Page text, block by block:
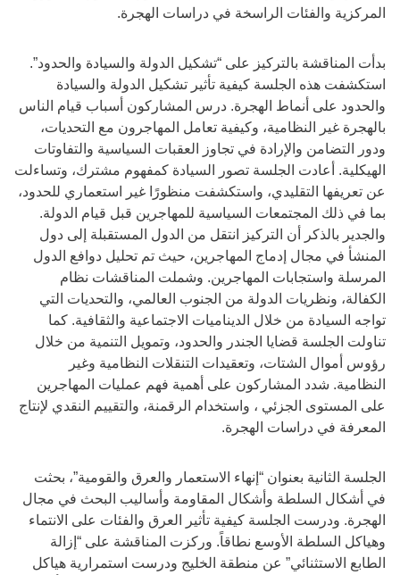
المركزية والفئات الراسخة في دراسات الهجرة.
بدأت المناقشة بالتركيز على “تشكيل الدولة والسيادة والحدود”.
استكشفت هذه الجلسة كيفية تأثير تشكيل الدولة والسيادة
والحدود على أنماط الهجرة. درس المشاركون أسباب قيام الناس
بالهجرة غير النظامية، وكيفية تعامل المهاجرون مع التحديات،
ودور التضامن والإرادة في تجاوز العقبات السياسية والتفاوتات
الهيكلية. أعادت الجلسة تصور السيادة كمفهوم مشترك، وتساءلت
عن تعريفها التقليدي، واستكشفت منظورًا غير استعماري للحدود،
بما في ذلك المجتمعات السياسية للمهاجرين قبل قيام الدولة.
والجدير بالذكر أن التركيز انتقل من الدول المستقبلة إلى دول
المنشأ في مجال إدماج المهاجرين، حيث تم تحليل دوافع الدول
المرسلة واستجابات المهاجرين. وشملت المناقشات نظام
الكفالة، ونظريات الدولة من الجنوب العالمي، والتحديات التي
تواجه السيادة من خلال الديناميات الاجتماعية والثقافية. كما
تناولت الجلسة قضايا الجندر والحدود، وتمويل التنمية من خلال
رؤوس أموال الشتات، وتعقيدات التنقلات النظامية وغير
النظامية. شدد المشاركون على أهمية فهم عمليات المهاجرين
على المستوى الجزئي ، واستخدام الرقمنة، والتقييم النقدي لإنتاج
المعرفة في دراسات الهجرة.
الجلسة الثانية بعنوان “إنهاء الاستعمار والعرق والقومية”، بحثت
في أشكال السلطة وأشكال المقاومة وأساليب البحث في مجال
الهجرة. ودرست الجلسة كيفية تأثير العرق والفئات على الانتماء
وهياكل السلطة الأوسع نطاقاً. وركزت المناقشة على “إزالة
الطابع الاستثنائي” عن منطقة الخليج ودرست استمرارية هياكل